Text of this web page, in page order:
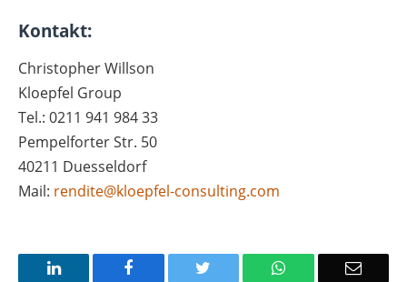
Kontakt:
Christopher Willson
Kloepfel Group
Tel.: 0211 941 984 33
Pempelforter Str. 50
40211 Duesseldorf
Mail: rendite@kloepfel-consulting.com
LinkedIn Facebook WhatsApp Email